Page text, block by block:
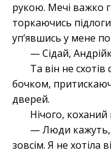
рукою. Мечі важко
торкаючись
уп’явшись у мене
— Сідай,
Та він не
бочком,
дверей.
Нічого,
— Люди кажуть,
зовсім. Я не хотіла